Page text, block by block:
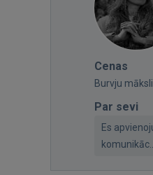
Cenas
Burvju
Par sevi
Es
komunikāc...